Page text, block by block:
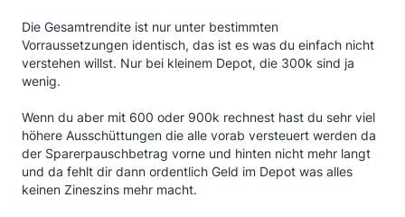
Die Gesamtrendite ist nur unter bestimmten
Vorraussetzungen identisch, das ist es was du einfach nicht
verstehen willst. Nur bei kleinem Depot, die 300k sind ja
wenig.
Wenn du aber mit 600 oder 900k rechnest hast du sehr viel
höhere Ausschüttungen die alle vorab versteuert werden da
der Sparerpauschbetrag vorne und hinten nicht mehr langt
und da fehlt dir dann ordentlich Geld im Depot was alles
keinen Zineszins mehr macht.